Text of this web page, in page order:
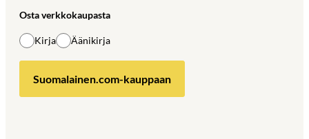
Osta verkkokaupasta
Kirja Äänikirja
Suomalainen.com-kauppaan